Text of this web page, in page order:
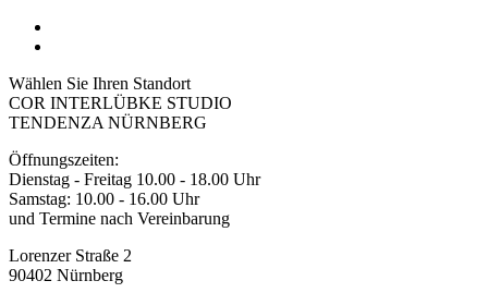
Wählen Sie Ihren Standort
COR INTERLÜBKE STUDIO
TENDENZA NÜRNBERG
Öffnungszeiten:
Dienstag - Freitag 10.00 - 18.00 Uhr
Samstag: 10.00 - 16.00 Uhr
und Termine nach Vereinbarung
Lorenzer Straße 2
90402 Nürnberg